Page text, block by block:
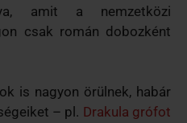
amit a nemzetközi
csak román dobozként
is nagyon örülnek, habár
– pl. Drakula grófot